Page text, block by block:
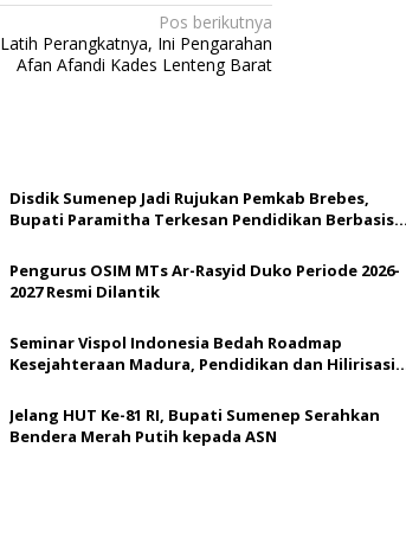
Pos berikutnya
Latih Perangkatnya, Ini Pengarahan
Afan Afandi Kades Lenteng Barat
Disdik Sumenep Jadi Rujukan Pemkab Brebes,
Bupati Paramitha Terkesan Pendidikan Berbasis
Pengurus OSIM MTs Ar-Rasyid Duko Periode 2026-
2027 Resmi Dilantik
Seminar Vispol Indonesia Bedah Roadmap
Kesejahteraan Madura, Pendidikan dan Hilirisasi
Jelang HUT Ke-81 RI, Bupati Sumenep Serahkan
Bendera Merah Putih kepada ASN